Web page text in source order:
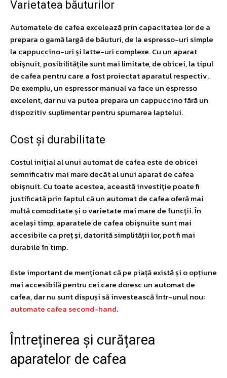
Varietatea băuturilor
Automatele de cafea excelează prin capacitatea lor de a
prepara o gamă largă de băuturi, de la espresso-uri simple
la cappuccino-uri și latte-uri complexe. Cu un aparat
obișnuit, posibilitățile sunt mai limitate, de obicei, la tipul
de cafea pentru care a fost proiectat aparatul respectiv.
De exemplu, un espressor manual va face un espresso
excelent, dar nu va putea prepara un cappuccino fără un
dispozitiv suplimentar pentru spumarea laptelui.
Cost și durabilitate
Costul inițial al unui automat de cafea este de obicei
semnificativ mai mare decât al unui aparat de cafea
obișnuit. Cu toate acestea, această investiție poate fi
justificată prin faptul că un automat de cafea oferă mai
multă comoditate și o varietate mai mare de funcții. În
același timp, aparatele de cafea obișnuite sunt mai
accesibile ca preț și, datorită simplității lor, pot fi mai
durabile în timp.
Este important de menționat că pe piață există și o opțiune
mai accesibilă pentru cei care doresc un automat de
cafea, dar nu sunt dispuși să investească într-unul nou:
automate cafea second-hand.
Întreținerea și curățarea
aparatelor de cafea